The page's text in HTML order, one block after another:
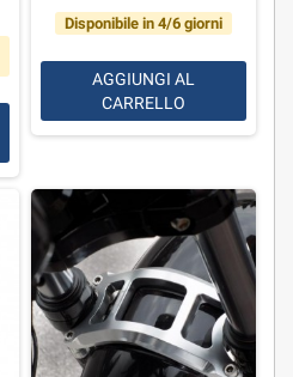
Disponibile in 4/6 giorni
AGGIUNGI AL
CARRELLO